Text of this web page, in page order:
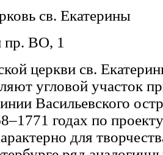
св. Екатерины
пр. ВО, 1
церкви св.
угловой участок
Васильевского
годах по
для